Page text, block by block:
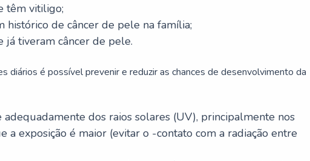
têm vitiligo;
histórico de câncer de pele na família;
já tiveram câncer de pele.
diários é possível prevenir e reduzir as chances de desenvolvimento da
dos raios solares (UV), principalmente nos
a exposição é maior (evitar o -contato com a radiação entre